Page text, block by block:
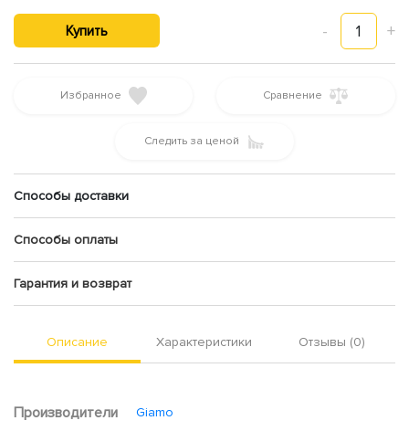
- 1 +
Купить
Избранное Сравнение
Следить за ценой
Способы доставки
Способы оплаты
Гарантия и возврат
Описание Характеристики Отзывы (0)
Производители Giamo